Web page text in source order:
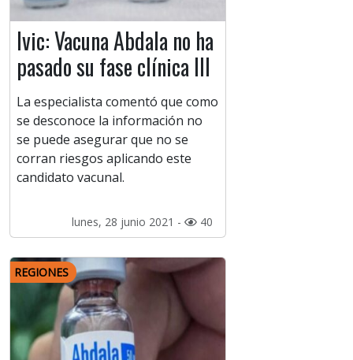
Ivic: Vacuna Abdala no ha
pasado su fase clínica III
La especialista comentó que como
se desconoce la información no
se puede asegurar que no se
corran riesgos aplicando este
candidato vacunal.
lunes, 28 junio 2021 - 40
REGIONES